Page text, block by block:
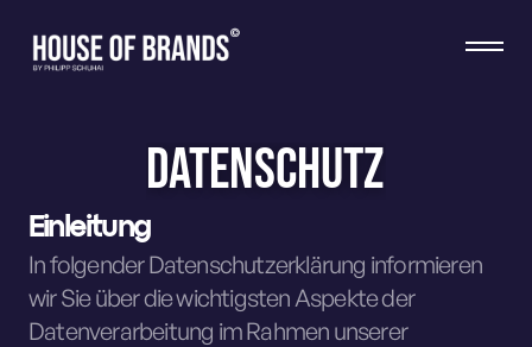
Datenschutz
Einleitung
In folgender Datenschutzerklärung informieren
wir Sie über die wichtigsten Aspekte der
Datenverarbeitung im Rahmen unserer